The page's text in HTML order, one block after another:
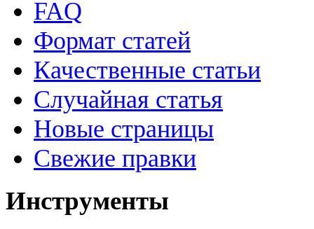
FAQ
Формат статей
Качественные статьи
Случайная статья
Новые страницы
Свежие правки
Инструменты